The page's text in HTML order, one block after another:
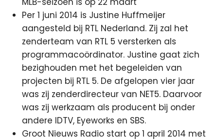
Per 1 juni 2014 is Justine Huffmeijer
aangesteld bij RTL Nederland. Zij zal het
zenderteam van RTL 5 versterken als
programmacoördinator. Justine gaat zich
bezighouden met het begeleiden van
projecten bij RTL 5. De afgelopen vier jaar
was zij zenderdirecteur van NET5. Daarvoor
was zij werkzaam als producent bij onder
andere IDTV, Eyeworks en SBS.
Groot Nieuws Radio start op 1 april 2014 met